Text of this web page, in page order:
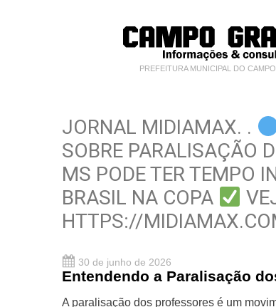
PREFEITURA MUNICIPAL DO
JORNAL MIDIAMAX. .
SOBRE PARALISAÇÃO
MS PODE TER TEMPO
BRASIL NA COPA
HTTPS://
30 de junho de 2026
Entendendo a Paralisação
A paralisação dos professores é um